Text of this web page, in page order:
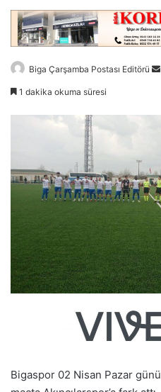
Biga Çarşamba Postası Editörü
1 dakika okuma süresi
Bigaspor 02 Nisan Pazar